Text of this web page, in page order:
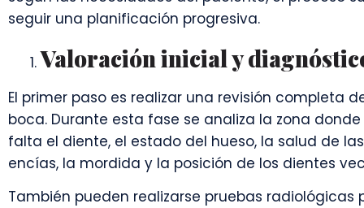
seguir una planificación progresiva.
Valoración inicial y
El primer paso es realizar una revisión completa
boca. Durante esta fase se analiza la zona donde
falta el diente, el estado del hueso, la salud de las
encías, la mordida y la posición de los dientes
También pueden realizarse pruebas radiológicas